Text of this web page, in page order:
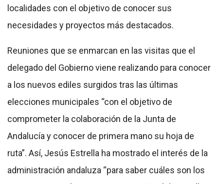
localidades con el objetivo de conocer sus
necesidades y proyectos más destacados.
Reuniones que se enmarcan en las visitas que el
delegado del Gobierno viene realizando para conocer
a los nuevos ediles surgidos tras las últimas
elecciones municipales “con el objetivo de
comprometer la colaboración de la Junta de
Andalucía y conocer de primera mano su hoja de
ruta”. Así, Jesús Estrella ha mostrado el interés de la
administración andaluza “para saber cuáles son los